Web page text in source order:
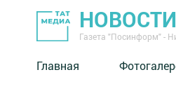
Газета "Посинформ" -
Главная